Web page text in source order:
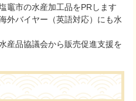
竈市の水産加工品をPRします
外バイヤー（英語対応）にも水
産品協議会から販売促進支援を